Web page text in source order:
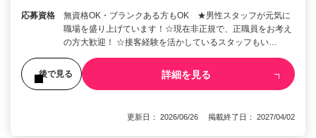
応募資格
無資格OK・ブランクある方もOK ★男性スタッフが元気に
職場を盛り上げています！☆現在非正規で、正職員をお考え
の方大歓迎！ ☆接客経験を活かしているスタッフもい…
後で見る 詳細を見る
更新日： 2026/06/26 掲載終了日： 2027/04/02